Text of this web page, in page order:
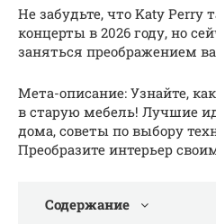
Не забудьте, что Katy Perry
концерты в 2026 году, но
заняться преображением
Мета-описание: Узнайте,
в старую мебель! Лучшие
дома, советы по выбору
Преобразите интерьер
Содержание